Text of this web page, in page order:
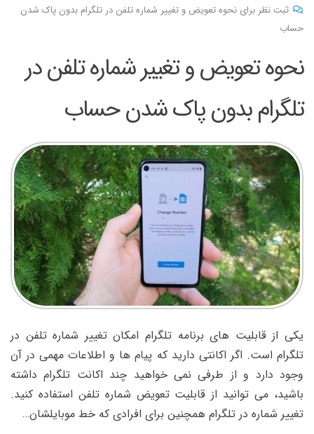
ثبت نظر برای نحوه تعویض و تغییر شماره تلفن در تلگرام بدون پاک شدن
حساب
نحوه تعویض و تغییر شماره تلفن در
تلگرام بدون پاک شدن حساب
یکی از قابلیت های برنامه تلگرام امکان تغییر شماره تلفن در
تلگرام است. اگر اکانتی دارید که پیام ها و اطلاعات مهمی در آن
وجود دارد و از طرفی نمی خواهید چند اکانت تلگرام داشته
باشید، می توانید از قابلیت تعویض شماره تلفن استفاده کنید.
تغییر شماره در تلگرام همچنین برای افرادی که خط موبایلشان…